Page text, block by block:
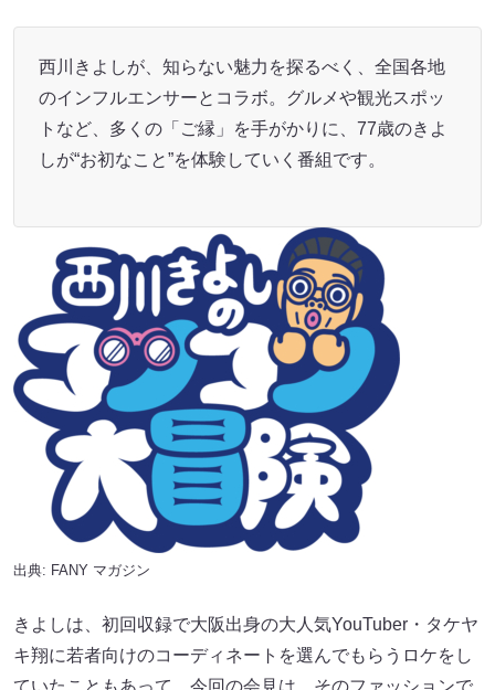
西川きよしが、知らない魅力を探るべく、全国各地
のインフルエンサーとコラボ。グルメや観光スポッ
トなど、多くの「ご縁」を手がかりに、77歳のきよ
しが“お初なこと”を体験していく番組です。
出典: FANY マガジン
きよしは、初回収録で大阪出身の大人気YouTuber・タケヤ
キ翔に若者向けのコーディネートを選んでもらうロケをし
ていたこともあって、今回の会見は、そのファッションで